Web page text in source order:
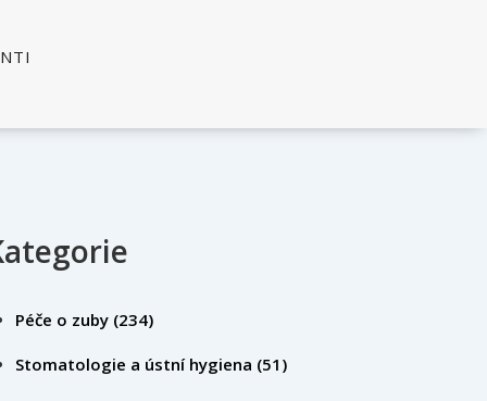
Péče o zuby (234)
Stomatologie a ústní hygiena (51)